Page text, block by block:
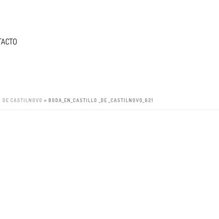
DE CASTILNOVO » BODA_EN_CASTILLO _DE _CASTILNOVO_021